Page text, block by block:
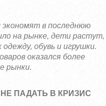
в последнюю
на рынке, дети растут,
обувь и игрушки.
оказался более
рынки.
НЕ ПАДАТЬ В КРИЗИС